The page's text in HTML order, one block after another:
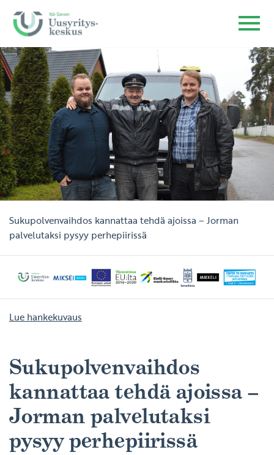
Sukupolvenvaihdos kannattaa tehdä ajoissa – Jorman
palvelutaksi pysyy perhepiirissä
Lue hankekuvaus
Sukupolvenvaihdos
kannattaa tehdä ajoissa –
Jorman palvelutaksi
pysyy perhepiirissä